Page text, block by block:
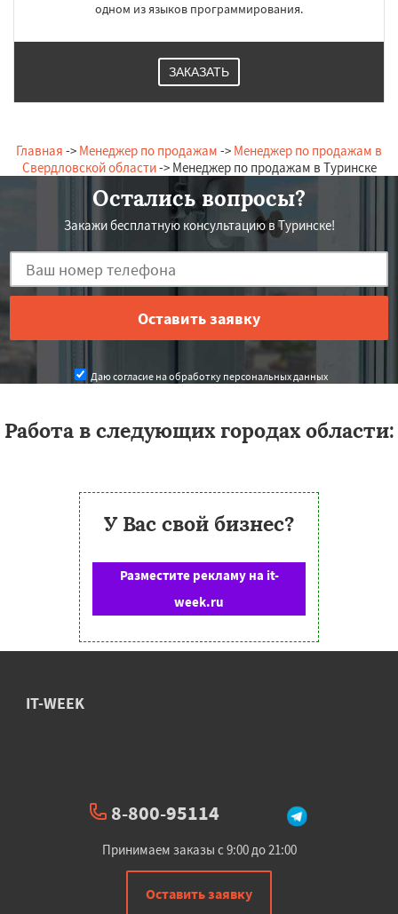
одном из языков программирования.
ЗАКАЗАТЬ
Главная -> Менеджер по продажам -> Менеджер по продажам в
Свердловской области-> Менеджер по продажам в Туринске
Остались вопросы?
Закажи бесплатную консультацию в Туринске!
Даю согласие на обработку персональных данных
Работа в следующих городах области:
У Вас свой бизнес?
Разместите рекламу на it-
week.ru
IT-WEEK
8-800-95114
Принимаем заказы с 9:00 до 21:00
Оставить заявку